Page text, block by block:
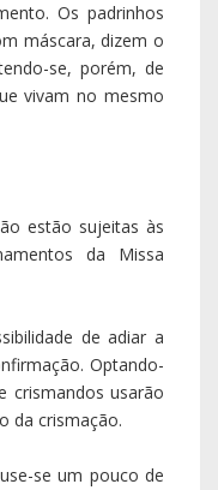
Os padrinhos
máscara, dizem o
se, porém, de
vivam no mesmo
estão sujeitas às
da Missa
de adiar a
Optando-
crismandos usarão
da crismação.
se um pouco de